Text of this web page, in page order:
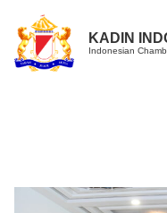
KADIN
Indonesian